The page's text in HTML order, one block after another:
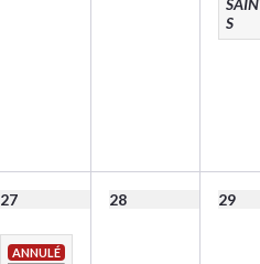
S
27
ANNULÉ
28 29